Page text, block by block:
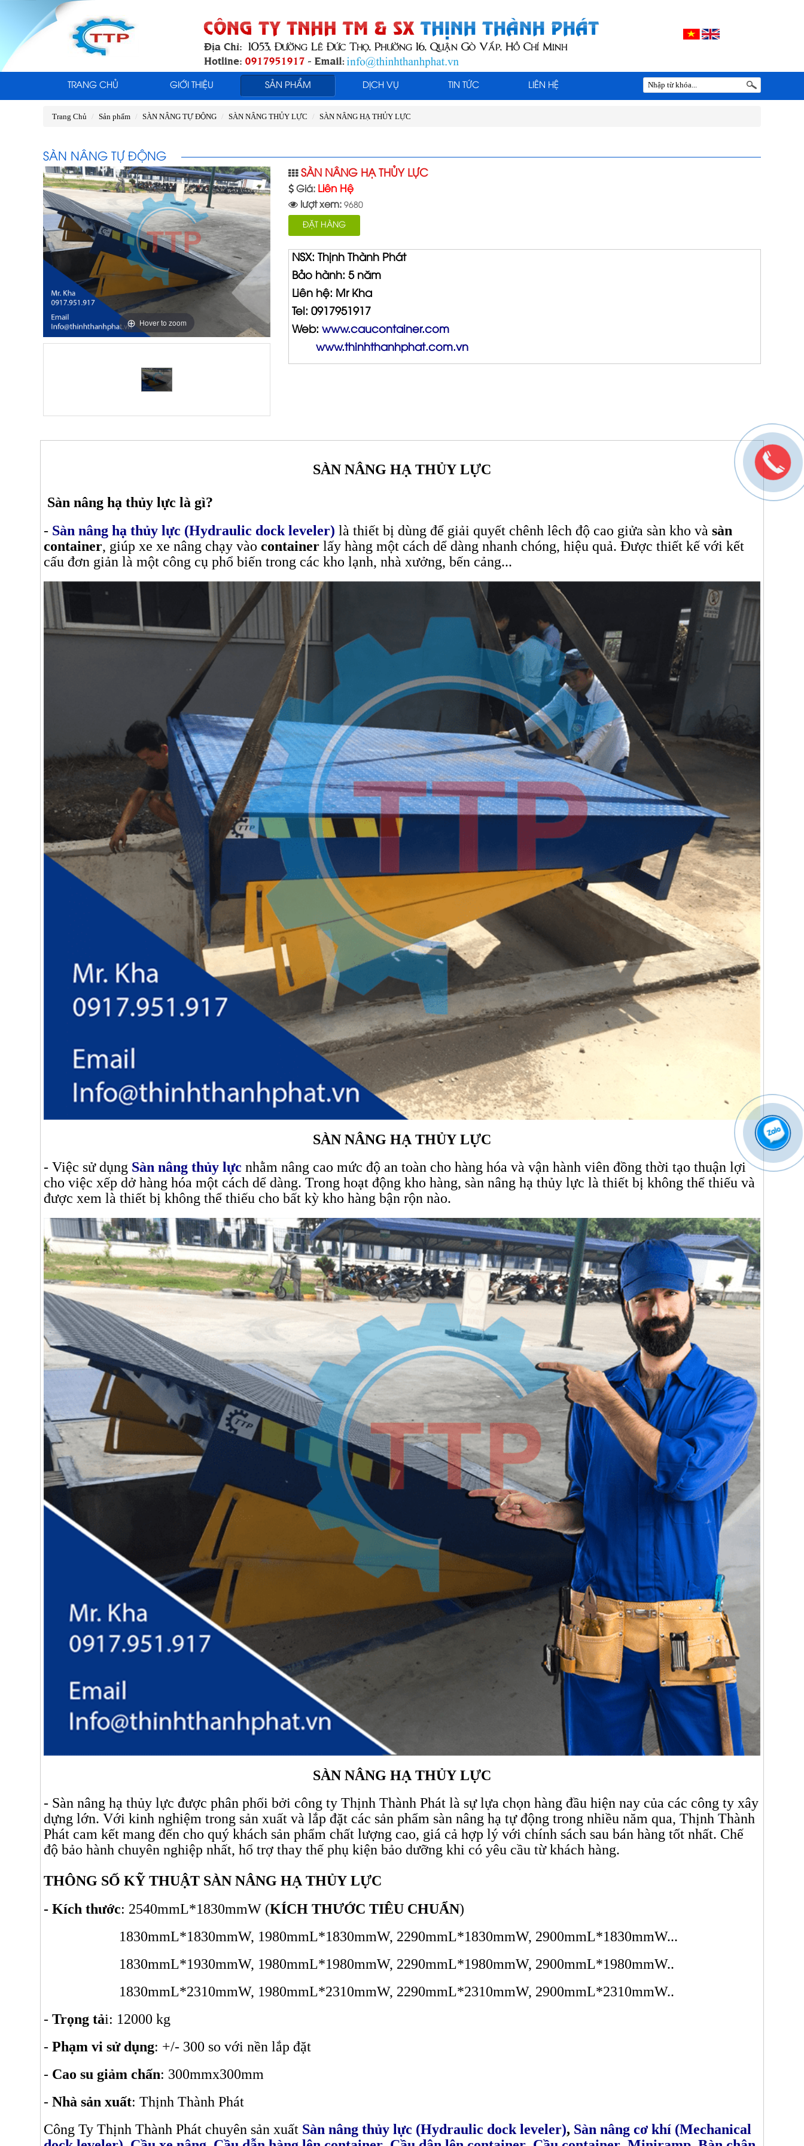
TRANG CHỦ GIỚI THIỆU SẢN PHẨM DỊCH VỤ TIN TỨC LIÊN HỆ
Trang Chủ Sản phẩm SÀN NÂNG TỰ ĐỘNG SÀN NÂNG THỦY LỰC SÀN NÂNG HẠ THỦY LỰC
SÀN NÂNG TỰ ĐỘNG
Hover to zoom
SÀN NÂNG HẠ THỦY LỰC
Giá: Liên Hệ
lượt xem: 9680
ĐẶT HÀNG
NSX: Thịnh Thành Phát
Bảo hành: 5 năm
Liên hệ: Mr Kha
Tel: 0917951917
Web: www.caucontainer.com
www.thinhthanhphat.com.vn
SÀN NÂNG HẠ THỦY LỰC
Sàn nâng hạ thủy lực là gì?
- Sàn nâng hạ thủy lực (Hydraulic dock leveler) là thiết bị dùng để giải quyết chênh lêch độ cao giửa sàn kho và sàn
container, giúp xe xe nâng chạy vào container lấy hàng một cách dể dàng nhanh chóng, hiệu quả. Được thiết kế với kết
cấu đơn giản là một công cụ phổ biến trong các kho lạnh, nhà xưởng, bến cảng...
SÀN NÂNG HẠ THỦY LỰC
- Việc sử dụng Sàn nâng thủy lực nhằm nâng cao mức độ an toàn cho hàng hóa và vận hành viên đồng thời tạo thuận lợi
cho việc xếp dở hàng hóa một cách dể dàng. Trong hoạt động kho hàng, sàn nâng hạ thủy lực là thiết bị không thể thiếu và
được xem là thiết bị không thể thiếu cho bất kỳ kho hàng bận rộn nào.
SÀN NÂNG HẠ THỦY LỰC
- Sàn nâng hạ thủy lực được phân phối bởi công ty Thịnh Thành Phát là sự lựa chọn hàng đầu hiện nay của các công ty xây
dựng lớn. Với kinh nghiệm trong sản xuất và lắp đặt các sản phẩm sàn nâng hạ tự động trong nhiều năm qua, Thịnh Thành
Phát cam kết mang đến cho quý khách sản phẩm chất lượng cao, giá cả hợp lý với chính sách sau bán hàng tốt nhất. Chế
độ bảo hành chuyên nghiệp nhất, hổ trợ thay thế phụ kiện bảo dưỡng khi có yêu cầu từ khách hàng.
THÔNG SỐ KỸ THUẬT SÀN NÂNG HẠ THỦY LỰC
- Kích thước: 2540mmL*1830mmW (KÍCH THƯỚC TIÊU CHUẨN)
1830mmL*1830mmW, 1980mmL*1830mmW, 2290mmL*1830mmW, 2900mmL*1830mmW...
1830mmL*1930mmW, 1980mmL*1980mmW, 2290mmL*1980mmW, 2900mmL*1980mmW..
1830mmL*2310mmW, 1980mmL*2310mmW, 2290mmL*2310mmW, 2900mmL*2310mmW..
- Trọng tải: 12000 kg
- Phạm vi sử dụng: +/- 300 so với nền lắp đặt
- Cao su giảm chấn: 300mmx300mm
- Nhà sản xuất: Thịnh Thành Phát
Công Ty Thịnh Thành Phát chuyên sản xuất Sàn nâng thủy lực (Hydraulic dock leveler), Sàn nâng cơ khí (Mechanical